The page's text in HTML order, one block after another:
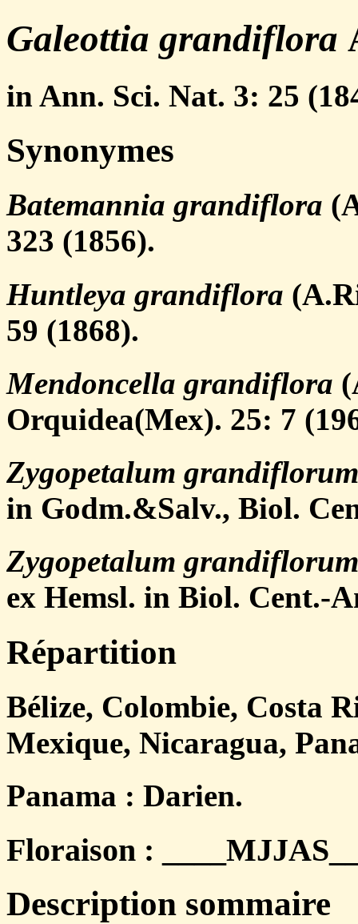
Galeottia grandiflora
in Ann. Sci. Nat. 3: 25
Synonymes
Batemannia grandiflora
323 (1856).
Huntleya grandiflora
59 (1868).
Mendoncella grandiflora
Orquidea(Mex). 25: 7
Zygopetalum grandiflorum
in Godm.&Salv., Biol.
Zygopetalum grandiflorum
ex Hemsl. in Biol. Cent.-
Répartition
Bélize, Colombie, Costa
Mexique, Nicaragua,
Panama : Darien.
Floraison :
Description sommaire